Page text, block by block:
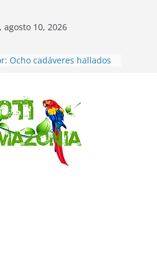
agosto 10, 2026
Ocho cadáveres hallados
miles de personas en la
2026 (video)
Fiscal no emite cargos
de 50años que
relacion de «noviazgo»
menor de10 años en